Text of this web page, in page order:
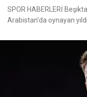
SPOR HABERLERİ Beşiktaş Süper Lig devine kötü haber! Suudi